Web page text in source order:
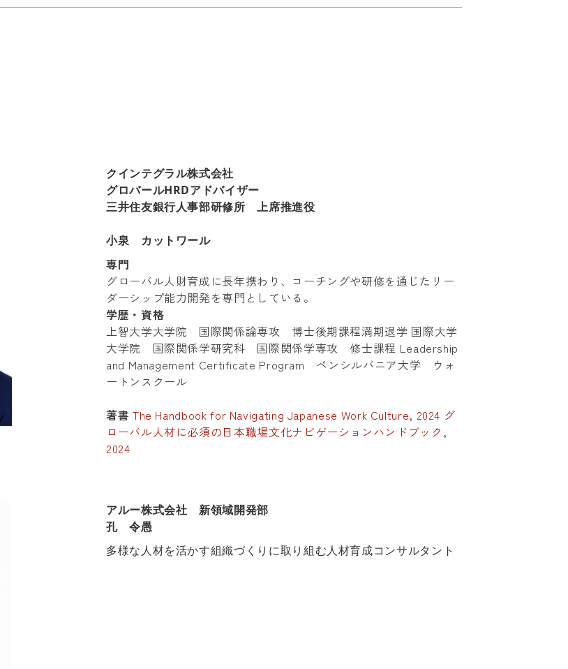
クインテグラル株式会社
グロバールHRDアドバイザー
三井住友銀行人事部研修所 上席推進役
小泉 カットワール
専門
グローバル人財育成に長年携わり、コーチングや研修を通じたリー
ダーシップ能力開発を専門としている。
学歴・資格
上智大学大学院 国際関係論専攻 博士後期課程満期退学 国際大学
大学院 国際関係学研究科 国際関係学専攻 修士課程 Leadership
and Management Certificate Program ペンシルバニア大学 ウォ
ートンスクール
著書 The Handbook for Navigating Japanese Work Culture, 2024 グ
ローバル人材に必須の日本職場文化ナビゲーションハンドブック,
2024
アルー株式会社 新領域開発部
孔 令愚
多様な人材を活かす組織づくりに取り組む人材育成コンサルタント